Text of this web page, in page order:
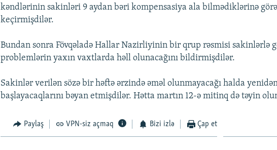
kəndlərinin sakinləri 9 aydan bəri kompensasiya ala bilmədiklərinə
keçirmişdilər.
Bundan sonra Fövqəladə Hallar Nazirliyinin bir qrup rəsmisi sakinlərlə
problemlərin yaxın vaxtlarda həll olunacağını bildirmişdilər.
Sakinlər verilən sözə bir həftə ərzində əməl olunmayacağı halda
başlayacaqlarını bəyan etmişdilər. Hətta martın 12-ə mitinq də təyin
Paylaş VPN-siz açmaq Bizi izlə Çap et